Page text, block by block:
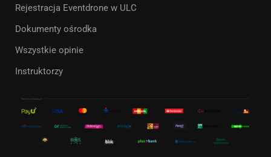
Rejestracja Eventdrone w ULC
Dokumenty ośrodka
Wszystkie opinie
Instruktorzy